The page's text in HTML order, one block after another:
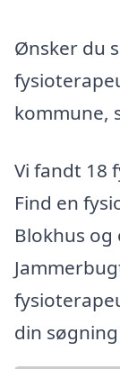
Ønsker du
kommune,
Vi fandt 18
Find en
Blokhus
din